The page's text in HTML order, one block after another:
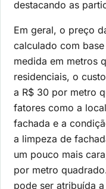
destacando as
Em geral, o preço
calculado com
medida em metros
residenciais, o
a R$ 30 por metro
fatores como a
fachada e a
a limpeza de
um pouco mais
por metro
pode ser atribuída